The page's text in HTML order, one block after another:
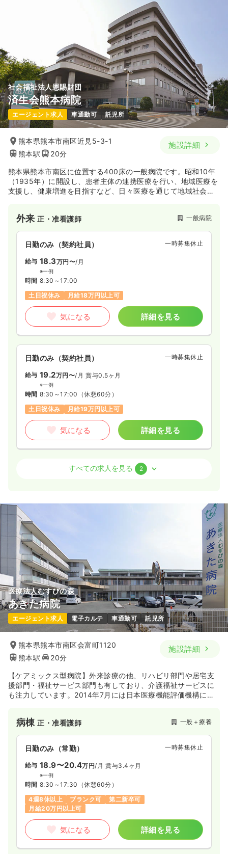
一時募集休止
8:30～17:30
4週8休以上
気になる 詳細を見る
訪問看護正看護師 訪問看護
日勤のみ（常勤） 一時募集休止
※経験20年の例
時間 8:20～17:20（休憩60分）
気になる 詳細を見る
日勤のみ（常勤）
給与 19.9〜27.4万円/月 賞与3.5ヶ月
※一例
時間 8:30～17:30（休憩60分）
気になる 詳細を見る
その他認定看護師
日勤のみ（常勤）
給与 19.6〜25.6万円 賞与2回
※一例
時間 8:30～17:30
月給25万円以上可
その他 一般病院
2交代（常勤）
給与 19.6〜26.6万円
※一例
時間 8:30～17:30
4週8休以上
月給26万円以上可
気になる 詳細を見る
社会福祉法人恩賜財団
済生会熊本病院
エージェント求人 車通勤可 託児所
熊本県熊本市南区近見5-3-1
熊本駅
20分
施設詳細
熊本県熊本市南区に位置する400床の一般病院です。昭和10年
（1935年）に開設し、患者主体の連携医療を行い、地域医療を
支援し、健康増進を目指すなど、日々医療を通じて地域社会へ
す。外来正・准看護師 一般病院
日勤のみ（契約社員） 一時募集休止
給与 18.3万円〜/月
※一例
時間 8:30～17:00
土日祝休み
月給18万円以上可
気になる 詳細を見る
日勤のみ（契約社員） 一時募集休止
給与 19.2万円〜/月 賞与0.5ヶ月
※一例
時間 8:30～17:00 （休憩60分）
土日祝休み
月給19万円以上可
気になる 詳細を見る
正・准看護師
時間
土日祝休み
気になる
日勤のみ（契約社員） 一時募集休止
給与 19.2万円〜/月 賞与0.5ヶ月
※一例
時間 8:30～17:00（休憩60分）
土日祝休み
月給19万円以上可
すべての求人を見る 2
医療法人むすびの森
あきた病院
エージェント求人 電子カルテ 車通勤可 託児所
熊本県熊本市南区会富町1120
熊本駅
20分
施設詳細
【ケアミックス型病院】外来診療の他、リハビリ部門や居宅支
援部門・福祉サービス部門も有しており、介護福祉サービスに
も注力しています。2014年7月には日本医療機能評価機構によ
病棟正・准看護師 一般＋療養
日勤のみ（常勤） 一時募集休止
給与 18.9〜20.4万円/月 賞与3.4ヶ月
※一例
時間 8:30～17:30 （休憩60分）
4週8休以上
ブランク可
第二新卒可
月給20万円以上可
気になる 詳細を見る